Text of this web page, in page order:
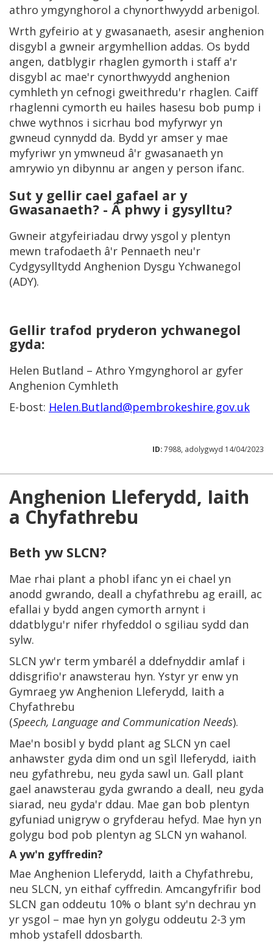
athro ymgynghorol a chynorthwyydd arbenigol.
Wrth gyfeirio at y gwasanaeth, asesir anghenion
disgybl a gwneir argymhellion addas. Os bydd
angen, datblygir rhaglen gymorth i staff a'r
disgybl ac mae'r cynorthwyydd anghenion
cymhleth yn cefnogi gweithredu'r rhaglen. Caiff
rhaglenni cymorth eu hailes hasesu bob pump i
chwe wythnos i sicrhau bod myfyrwyr yn
gwneud cynnydd da. Bydd yr amser y mae
myfyriwr yn ymwneud â'r gwasanaeth yn
amrywio yn dibynnu ar angen y person ifanc.
Sut y gellir cael gafael ar y
Gwasanaeth? - Â phwy i gysylltu?
Gwneir atgyfeiriadau drwy ysgol y plentyn
mewn trafodaeth â'r Pennaeth neu'r
Cydgysylltydd Anghenion Dysgu Ychwanegol
(ADY).
Gellir trafod pryderon ychwanegol
gyda:
Helen Butland – Athro Ymgynghorol ar gyfer
Anghenion Cymhleth
E-bost: Helen.Butland@pembrokeshire.gov.uk
ID:7988, adolygwyd 14/04/2023
Anghenion Lleferydd, Iaith
a Chyfathrebu
Beth yw SLCN?
Mae rhai plant a phobl ifanc yn ei chael yn
anodd gwrando, deall a chyfathrebu ag eraill, ac
efallai y bydd angen cymorth arnynt i
ddatblygu'r nifer rhyfeddol o sgiliau sydd dan
sylw.
SLCN yw'r term ymbarél a ddefnyddir amlaf i
ddisgrifio'r anawsterau hyn. Ystyr yr enw yn
Gymraeg yw Anghenion Lleferydd, Iaith a
Chyfathrebu
(Speech, Language and Communication Needs).
Mae'n bosibl y bydd plant ag SLCN yn cael
anhawster gyda dim ond un sgìl lleferydd, iaith
neu gyfathrebu, neu gyda sawl un. Gall plant
gael anawsterau gyda gwrando a deall, neu gyda
siarad, neu gyda'r ddau. Mae gan bob plentyn
gyfuniad unigryw o gryfderau hefyd. Mae hyn yn
golygu bod pob plentyn ag SLCN yn wahanol.
A yw'n gyffredin?
Mae Anghenion Lleferydd, Iaith a Chyfathrebu,
neu SLCN, yn eithaf cyffredin. Amcangyfrifir bod
SLCN gan oddeutu 10% o blant sy'n dechrau yn
yr ysgol – mae hyn yn golygu oddeutu 2-3 ym
mhob ystafell ddosbarth.